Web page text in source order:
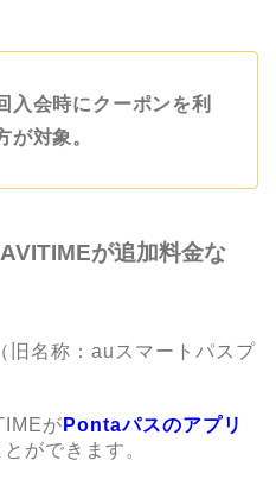
入会時にクーポンを利
が対象。
が追加料金な
が Pontaパスのアプリ
ができます。